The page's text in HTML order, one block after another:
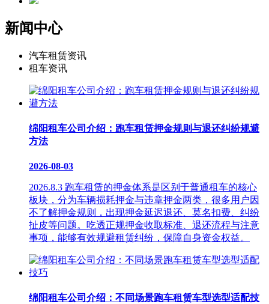
新闻中心
汽车租赁资讯
租车资讯
绵阳租车公司介绍：跑车租赁押金规则与退还纠纷规避
方法
2026-08-03
2026.8.3 跑车租赁的押金体系是区别于普通租车的核心
板块，分为车辆损耗押金与违章押金两类，很多用户因
不了解押金规则，出现押金延迟退还、莫名扣费、纠纷
扯皮等问题。吃透正规押金收取标准、退还流程与注意
事项，能够有效规避租赁纠纷，保障自身资金权益。
绵阳租车公司介绍：不同场景跑车租赁车型选型适配技